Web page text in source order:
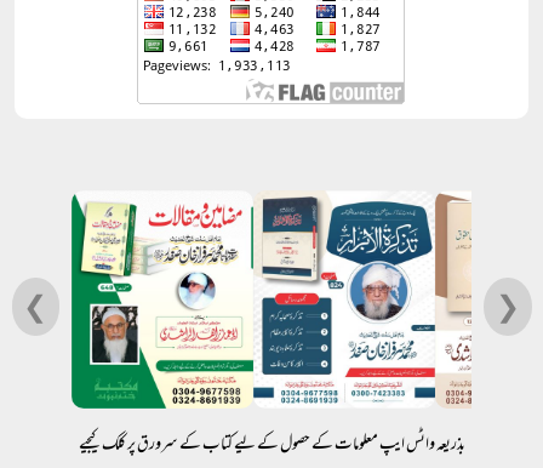
❮ ❯
بذریعہ واٹس ایپ معلومات کے حصول کے لیے کتاب کے سرورق پر کلک کیجیے